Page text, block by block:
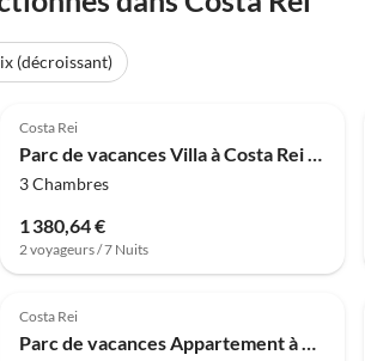
(décroissant)
Costa Rei
Parc de vacances Villa à Costa Rei proche plage
3 Chambres
1 380,64 €
2 voyageurs / 7 Nuits
4.0 (29)
Costa Rei
Parc de vacances Appartement à Costa Rei près de Plage